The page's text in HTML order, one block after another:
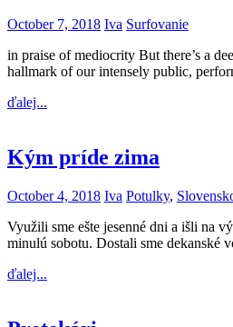
October 7, 2018 Iva Surfovanie
in praise of mediocrity But there’s a
hallmark of our intensely public,
ďalej...
Kým príde zima
October 4, 2018 Iva Potulky,
Využili sme ešte jesenné dni a išli na
minulú sobotu. Dostali sme dekanské
ďalej...